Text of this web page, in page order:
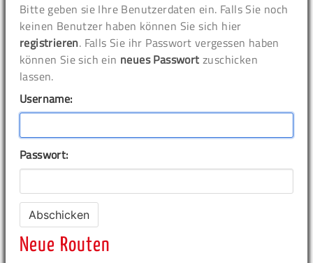
Bitte geben sie Ihre Benutzerdaten ein. Falls Sie noch
keinen Benutzer haben können Sie sich hier
registrieren. Falls Sie ihr Passwort vergessen haben
können Sie sich ein neues Passwort zuschicken
lassen.
Username:
Passwort:
Neue Routen